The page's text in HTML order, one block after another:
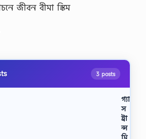
জীবন বীমা স্কিম
3 posts
গ্যা
স
ট্রা
ন্স